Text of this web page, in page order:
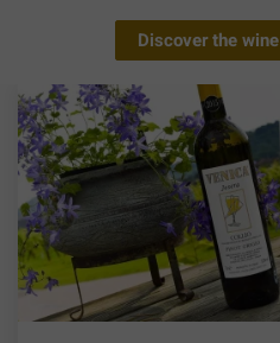
Discover the wine